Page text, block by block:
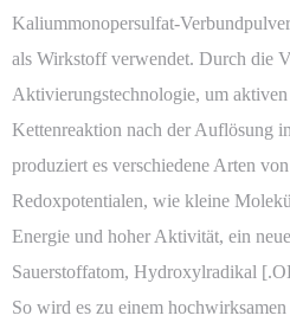
Kaliummonopersulfat-
als Wirkstoff verwendet. Durch die
Aktivierungstechnologie, um
Kettenreaktion nach der Auflösung
produziert es verschiedene Arten
Redoxpotentialen, wie kleine
Energie und hoher Aktivität, ein
Sauerstoffatom, Hydroxylradikal
So wird es zu einem